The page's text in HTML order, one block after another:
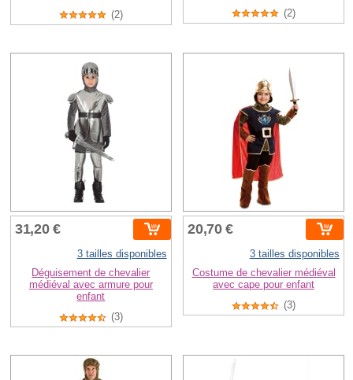
(2)
(2)
31,20 €
3 tailles disponibles
Déguisement de chevalier
médiéval avec armure pour
enfant
(3)
20,70 €
3 tailles disponibles
Costume de chevalier médiéval
avec cape pour enfant
(3)